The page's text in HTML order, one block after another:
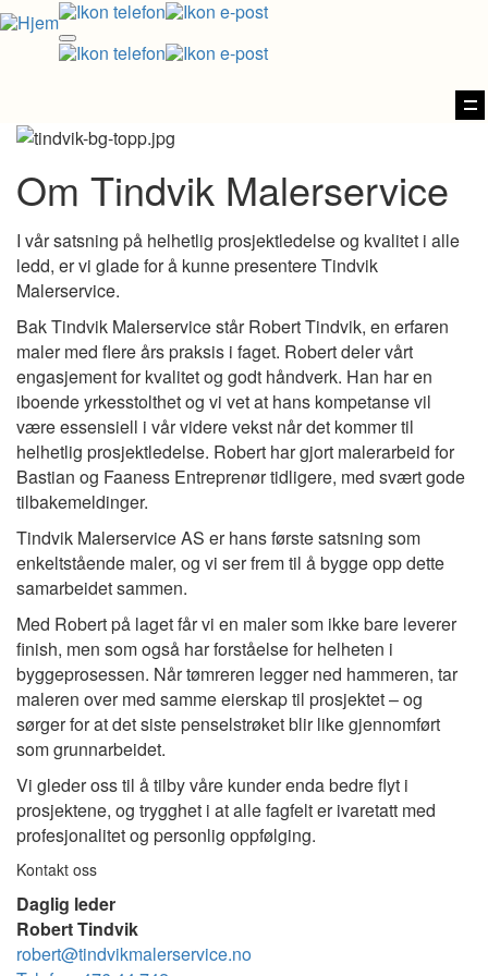
Om Tindvik Malerservice
I vår satsning på helhetlig prosjektledelse og kvalitet i alle
ledd, er vi glade for å kunne presentere Tindvik
Malerservice.
Bak Tindvik Malerservice står Robert Tindvik, en erfaren
maler med flere års praksis i faget. Robert deler vårt
engasjement for kvalitet og godt håndverk. Han har en
iboende yrkesstolthet og vi vet at hans kompetanse vil
være essensiell i vår videre vekst når det kommer til
helhetlig prosjektledelse. Robert har gjort malerarbeid for
Bastian og Faaness Entreprenør tidligere, med svært gode
tilbakemeldinger.
Tindvik Malerservice AS er hans første satsning som
enkeltstående maler, og vi ser frem til å bygge opp dette
samarbeidet sammen.
Med Robert på laget får vi en maler som ikke bare leverer
finish, men som også har forståelse for helheten i
byggeprosessen. Når tømreren legger ned hammeren, tar
maleren over med samme eierskap til prosjektet – og
sørger for at det siste penselstrøket blir like gjennomført
som grunnarbeidet.
Vi gleder oss til å tilby våre kunder enda bedre flyt i
prosjektene, og trygghet i at alle fagfelt er ivaretatt med
profesjonalitet og personlig oppfølging.
Kontakt oss
Daglig leder
Robert Tindvik
robert@tindvikmalerservice.no